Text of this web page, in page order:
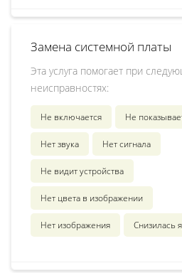
Замена системной платы
Эта услуга помогает при
неисправностях:
Не включается Не
Нет звука Нет сигнала
Не видит устройства
Нет цвета в изображении
Нет изображения Снизилась